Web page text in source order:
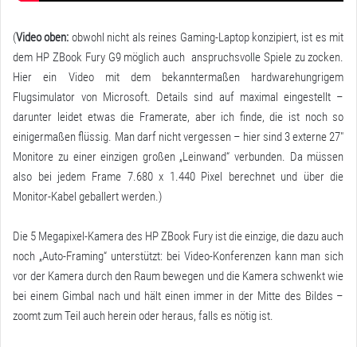
(Video oben: obwohl nicht als reines Gaming-Laptop konzipiert, ist es mit
dem HP ZBook Fury G9 möglich auch anspruchsvolle Spiele zu zocken.
Hier ein Video mit dem bekanntermaßen hardwarehungrigem
Flugsimulator von Microsoft. Details sind auf maximal eingestellt –
darunter leidet etwas die Framerate, aber ich finde, die ist noch so
einigermaßen flüssig. Man darf nicht vergessen – hier sind 3 externe 27″
Monitore zu einer einzigen großen „Leinwand“ verbunden. Da müssen
also bei jedem Frame 7.680 x 1.440 Pixel berechnet und über die
Monitor-Kabel geballert werden.)
Die 5 Megapixel-Kamera des HP ZBook Fury ist die einzige, die dazu auch
noch „Auto-Framing“ unterstützt: bei Video-Konferenzen kann man sich
vor der Kamera durch den Raum bewegen und die Kamera schwenkt wie
bei einem Gimbal nach und hält einen immer in der Mitte des Bildes –
zoomt zum Teil auch herein oder heraus, falls es nötig ist.